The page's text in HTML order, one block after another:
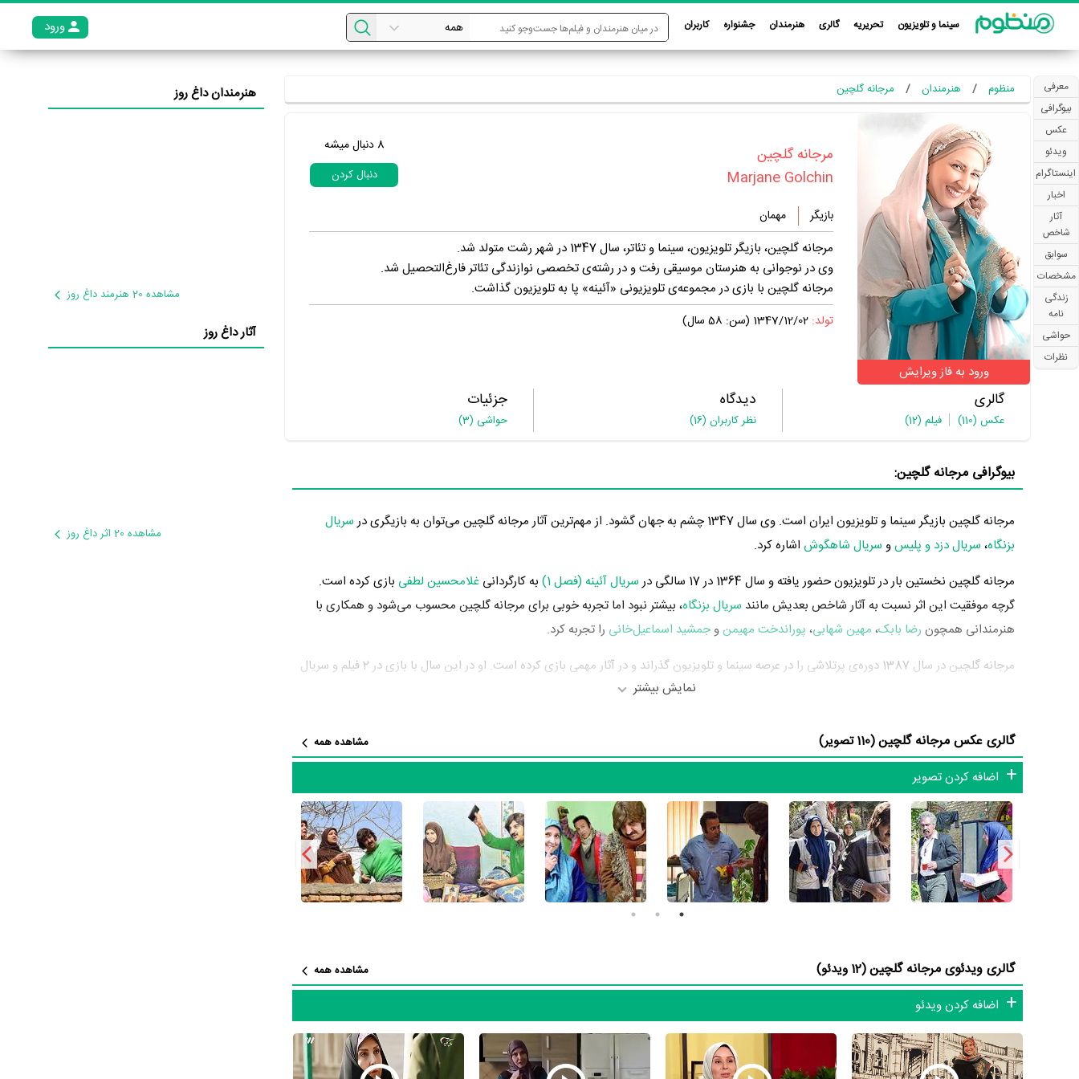
سینما و تلویزیون تحریریه گالری هنرمندان جشنواره کاربران ورود
معرفی
بیوگرافی
عکس
ویدئو
اینستاگرام
اخبار
آثار
شاخص
سوابق
مشخصات
زندگی
نامه
حواشی
نظرات
منظوم هنرمندان مرجانه گلچین
ورود به فاز ویرایش
‏مرجانه گلچین‏
Marjane Golchin
8 دنبال میشه
دنبال کردن
بازیگر مهمان
مرجانه گلچین، بازیگر تلویزیون، سینما و تئاتر، سال 1347 در شهر رشت متولد شد.
وی در نوجوانی به هنرستان موسیقی رفت و در رشته‌ی تخصصی نوازندگی تئاتر فارغ‌التحصیل شد.
مرجانه گلچین با بازی در مجموعه‌ی تلویزیونی «آئینه» پا به تلویزیون گذاشت.
تولد:
گالری
عکس (110) فیلم (12)
دیدگاه
نظر کاربران (16)
جزئیات
حواشی (3)
بیوگرافی مرجانه گلچین:
مرجانه گلچین بازیگر سینما و تلویزیون ایران است. وی سال 1347 چشم به جهان گشود. از مهم‌ترین آثار مرجانه گلچین می‌توان به بازیگری در
سریال
بزنگاه، سریال دزد و پلیسو سریال شاهگوش اشاره کرد.
مرجانه گلچین نخستین بار در تلویزیون حضور یافته و سال 1364 در 17 سالگی در
سریال آئینه (فصل 1) به کارگردانی غلامحسین لطفی بازی کرده است.
گرچه موفقیت این اثر نسبت به آثار شاخص بعدیش مانند سریال بزنگاه، بیشتر نبود اما تجربه خوبی برای مرجانه گلچین محسوب می‌شود و همکاری با
هنرمندانی همچون رضا بابک، مهین شهابی، پوراندخت مهیمنو جمشید اسماعیل‌خانی را تجربه کرد.
مرجانه گلچین در سال 1387 دوره‌ی پرتلاشی را در عرصه سینما و تلویزیون گذراند و در آثار مهمی بازی کرده است. او در این سال با بازی در 2 فیلم و سریال
مهم سینما و تلویزیون خود را به مردم معرفی کرد. آثار مهم مرجانه گلچین در این سال، بازیگری در
شاید یکی از مهم‌ترین بخش‌های بیوگرافی مرجانه گلچین بازی در
سریال بزنگاهنقش
مهمی بازی کرده است که توانست با مهارت خود، آن نقش و همچنین خودش را میان مخاطبان تلویزیون مطرح کند. او در این سریال با
همکاری داشته است. مرجانه گلچین توانست با بازی درسریال بزنگاهتجربه بازیگری موفقی برای خود رقم بزند و همکاری در کنار بازیگرانی نظیررضا
عطاران،حمید لولایی،سوسن پروروهنگامه حمیدزادهبر تجارب او افزود.
مرجانه گلچین علاوه‌بر سریال بزنگاه، سال 1391 در 44 سالگی در سریال دزد و پلیسنیز بازی کرده است. مرجانه گلچین این‌بار با سعید آقاخانییعنی
کارگردانسریال دزد و پلیسو هنرمندانی چونغلامرضا کریمی،بهنام تشکر، هومن برق‌نوردوشقایق دهقانهمکاری داشت.
یکی از ویژگی‌های حرفه‌ای بیوگرافی مرجانه گلچین آن هست که در مدت زمان بازیگری خود، هم در تلویزیون و هم در سینما بازی کرده است. مرجانه
44 اثری که در کارنامه دارد، در 22 اثر در سینما با نام‌های
فیلم غزاله،فیلم واقعیت پوشالی،فیلم شاباش،فیلم این زن ها،فیلم خنده در باران،فیلم با من
شوخی نکن،فیلم شیرین،فیلم متهم فیلم دام فیلم سلام به انتظار فیلم ‌ضربه‌ی طوفان فیلم عروسی خون فیلم مجازات ، فیلم چشم‌هایم برای
تو،فیلم چهارشنبه‌ی عزیز،فیلم دیدار در استانبول،فیلم نقطه صفر،فیلم دو نیمه‌ی سیب، فیلم شب بیست و نهم،فیلم پرنده‌ی کوچک خوشبختیوفیلم قصه
نمایش بیشتر
گالری عکس مرجانه گلچین(110 تصویر) مشاهده همه
اضافه کردن تصویر
گالری ویدئوی مرجانه گلچین(12 ویدئو) مشاهده همه
اضافه کردن ویدئو
هنرمندان داغ روز
مشاهده 20 هنرمند داغ روز
آثار داغ روز
مشاهده 20 اثر داغ روز